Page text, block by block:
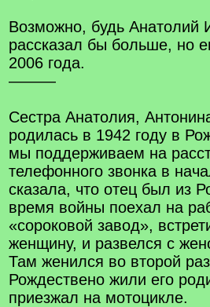
Возможно, будь Анатолий
рассказал бы больше, но
2006 года.
———
Сестра Анатолия,
родилась в 1942 году в
мы поддерживаем на
телефонного звонка в
сказала, что отец был из
время войны поехал на
«сороковой завод»,
женщину, и развелся с
Там женился во второй
Рождествено жили его
приезжал на мотоцикле.